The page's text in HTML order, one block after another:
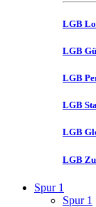
LGB
LGB
LGB
LGB
LGB
LGB
Spur 1
Spur 1